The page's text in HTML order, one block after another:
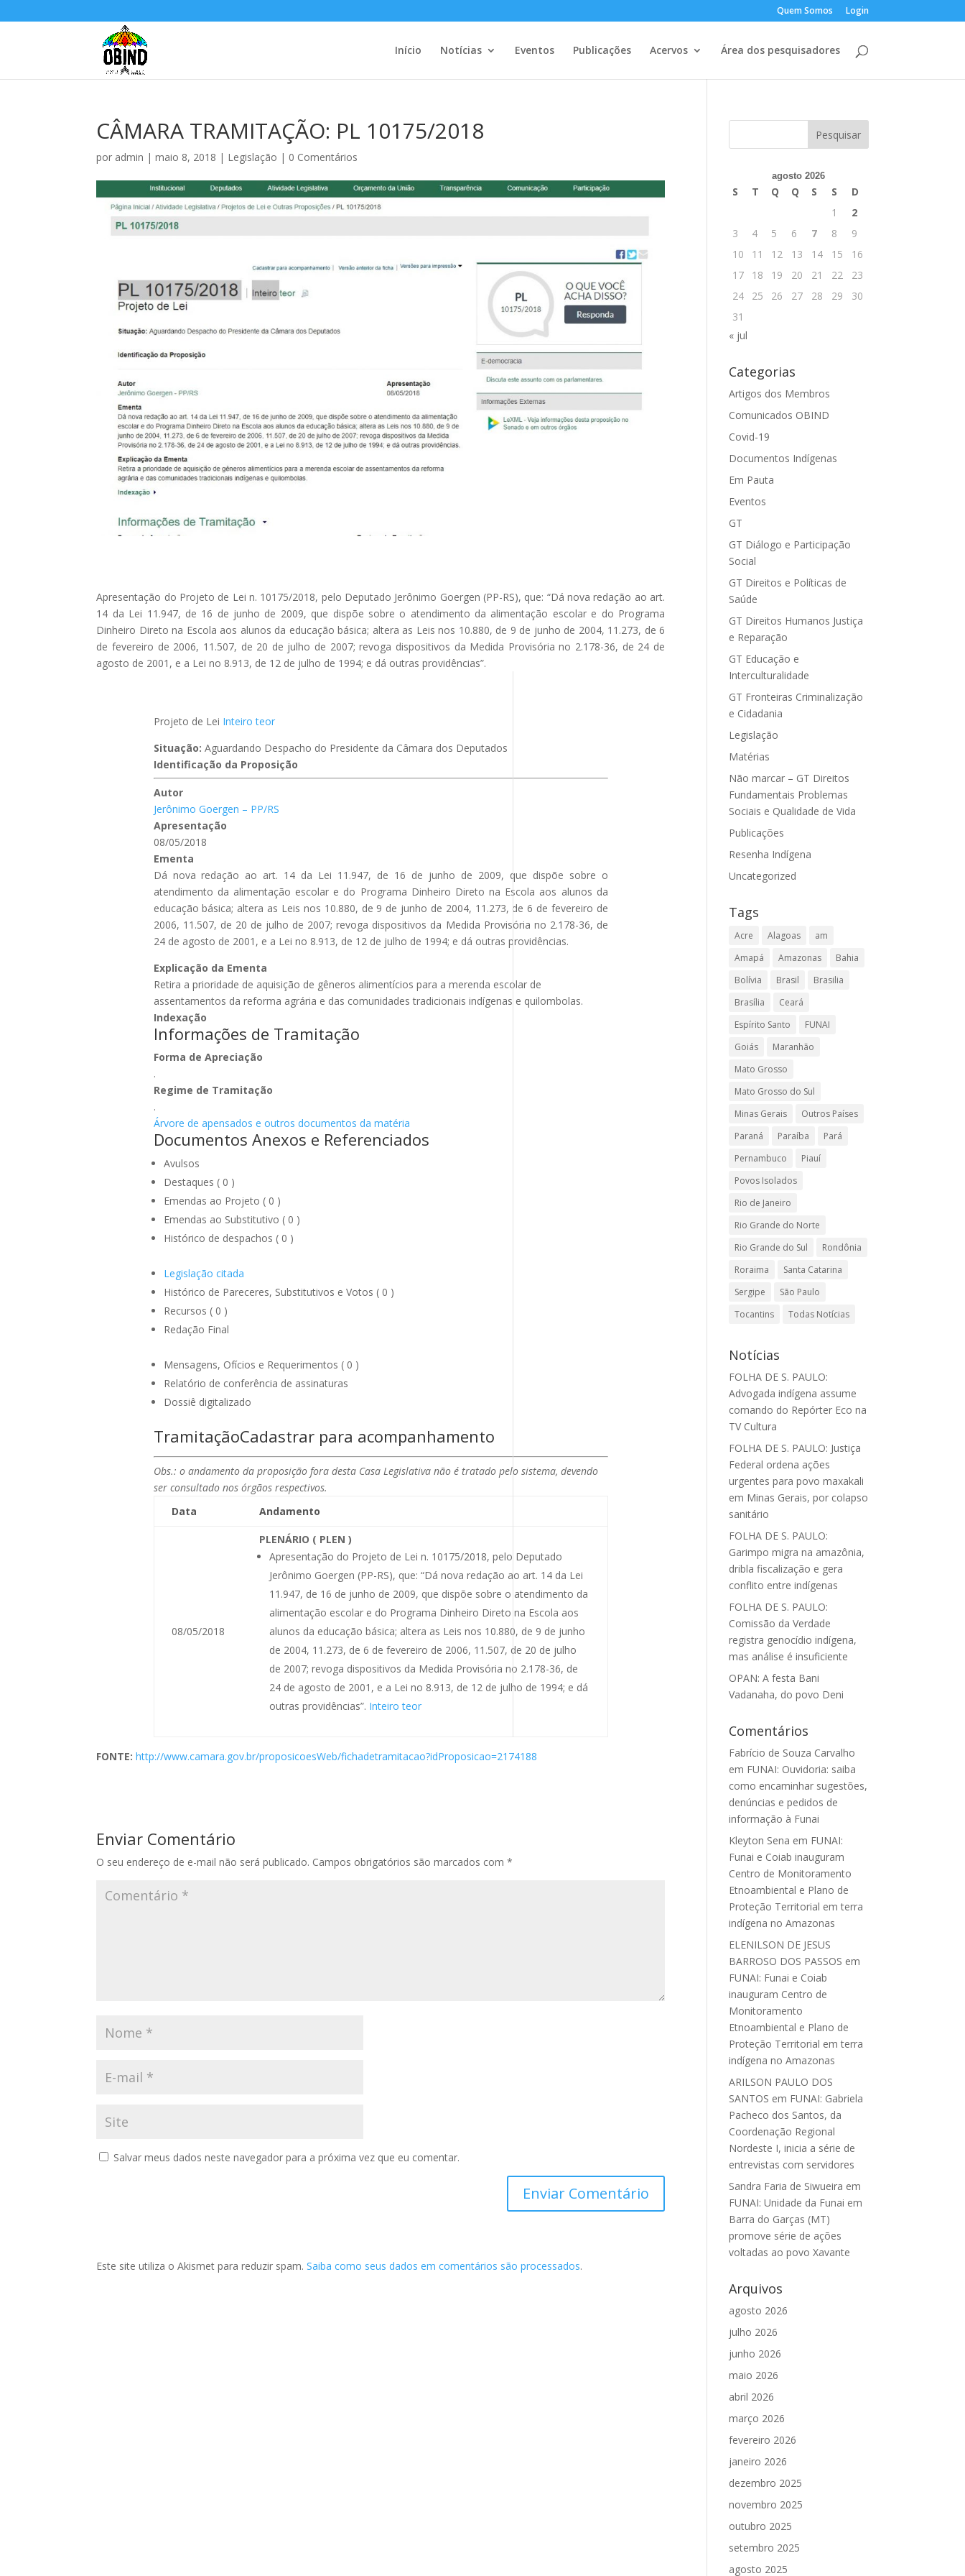
Quem Somos Login
Início Notícias Eventos Publicações Acervos Área dos pesquisadores
CÂMARA TRAMITAÇÃO: PL 10175/2018
por admin |maio 8, 2018 | Legislação | 0 Comentários
Apresentação do Projeto de Lei n. 10175/2018, pelo Deputado Jerônimo Goergen (PP-RS), que: “Dá nova redação ao art.
14 da Lei 11.947, de 16 de junho de 2009, que dispõe sobre o atendimento da alimentação escolar e do Programa
Dinheiro Direto na Escola aos alunos da educação básica; altera as Leis nos 10.880, de 9 de junho de 2004, 11.273, de 6
de fevereiro de 2006, 11.507, de 20 de julho de 2007; revoga dispositivos da Medida Provisória no 2.178-36, de 24 de
agosto de 2001, e a Lei no 8.913, de 12 de julho de 1994; e dá outras providências”.
Projeto de Lei Inteiro teor
Situação: Aguardando Despacho do Presidente da Câmara dos Deputados
Identificação da Proposição
Autor
Jerônimo Goergen – PP/RS
Apresentação
08/05/2018
Ementa
Dá nova redação ao art. 14 da Lei 11.947, de 16 de junho de 2009, que dispõe sobre o
atendimento da alimentação escolar e do Programa Dinheiro Direto na Escola aos alunos da
educação básica; altera as Leis nos 10.880, de 9 de junho de 2004, 11.273, de 6 de fevereiro de
2006, 11.507, de 20 de julho de 2007; revoga dispositivos da Medida Provisória no 2.178-36, de
24 de agosto de 2001, e a Lei no 8.913, de 12 de julho de 1994; e dá outras providências.
Explicação da Ementa
Retira a prioridade de aquisição de gêneros alimentícios para a merenda escolar de
assentamentos da reforma agrária e das comunidades tradicionais indígenas e quilombolas.
Indexação
Informações de Tramitação
Forma de Apreciação
.
Regime de Tramitação
.
Árvore de apensados e outros documentos da matéria
Documentos Anexos e Referenciados
Avulsos
Destaques ( 0 )
Emendas ao Projeto ( 0 )
Emendas ao Substitutivo ( 0 )
Histórico de despachos ( 0 )
Legislação citada
Histórico de Pareceres, Substitutivos e Votos ( 0 )
Recursos ( 0 )
Redação Final
Mensagens, Ofícios e Requerimentos ( 0 )
Relatório de conferência de assinaturas
Dossiê digitalizado
TramitaçãoCadastrar para acompanhamento
Obs.: o andamento da proposição fora desta Casa Legislativa não é tratado pelo sistema, devendo
ser consultado nos órgãos respectivos.
Data
Andamento
08/05/2018
PLENÁRIO ( PLEN )
Apresentação do Projeto de Lei n. 10175/2018, pelo Deputado
Jerônimo Goergen (PP-RS), que: “Dá nova redação ao art. 14 da Lei
11.947, de 16 de junho de 2009, que dispõe sobre o atendimento da
alimentação escolar e do Programa Dinheiro Direto na Escola aos
alunos da educação básica; altera as Leis nos 10.880, de 9 de junho
de 2004, 11.273, de 6 de fevereiro de 2006, 11.507, de 20 de julho
de 2007; revoga dispositivos da Medida Provisória no 2.178-36, de
24 de agosto de 2001, e a Lei no 8.913, de 12 de julho de 1994; e dá
outras providências”. Inteiro teor
FONTE:http://www.camara.gov.br/proposicoesWeb/fichadetramitacao?idProposicao=2174188
Enviar Comentário
O seu endereço de e-mail não será publicado. Campos obrigatórios são marcados com*
Salvar meus dados neste navegador para a próxima vez que eu comentar.
Este site utiliza o Akismet para reduzir spam.Saiba como seus dados em comentários são processados.
agosto 2026
S T Q Q S S
D
1
2
3
4 5 6 7 8
9
10
11 12 13 14 15
16
17
18 19 20 21 22
23
24
25 26 27 28 29
30
31
« jul
Categorias
Artigos dos Membros
Comunicados OBIND
Covid-19
Documentos Indígenas
Em Pauta
Eventos
GT
GT Diálogo e Participação
Social
GT Direitos e Políticas de
Saúde
GT Direitos Humanos Justiça
e Reparação
GT Educação e
Interculturalidade
GT Fronteiras Criminalização
e Cidadania
Legislação
Matérias
Não marcar – GT Direitos
Fundamentais Problemas
Sociais e Qualidade de Vida
Publicações
Resenha Indígena
Uncategorized
Tags
Acre Alagoas
am
Amapá
Amazonas
Bahia
Bolívia
Brasil
Brasilia
Brasília
Ceará
Espírito Santo
FUNAI
Goiás
Maranhão
Mato Grosso
Mato Grosso do Sul
Minas Gerais
Outros Países
Paraná
Paraíba
Pará
Pernambuco
Piauí
Povos Isolados
Rio de Janeiro
Rio Grande do Norte
Rio Grande do Sul
Rondônia
Roraima
Santa Catarina
Sergipe
São Paulo
Tocantins
Todas Notícias
Notícias
FOLHA DE S. PAULO:
Advogada indígena assume
comando do Repórter Eco na
TV Cultura
FOLHA DE S. PAULO: Justiça
Federal ordena ações
urgentes para povo maxakali
em Minas Gerais, por colapso
sanitário
FOLHA DE S. PAULO:
Garimpo migra na amazônia,
dribla fiscalização e gera
conflito entre indígenas
FOLHA DE S. PAULO:
Comissão da Verdade
registra genocídio indígena,
mas análise é insuficiente
OPAN: A festa Bani
Vadanaha, do povo Deni
Comentários
Fabrício de Souza Carvalho
em FUNAI: Ouvidoria: saiba
como encaminhar sugestões,
denúncias e pedidos de
informação à Funai
Kleyton Sena em FUNAI:
Funai e Coiab inauguram
Centro de Monitoramento
Etnoambiental e Plano de
Proteção Territorial em terra
indígena no Amazonas
ELENILSON DE JESUS
BARROSO DOS PASSOS em
FUNAI: Funai e Coiab
inauguram Centro de
Monitoramento
Etnoambiental e Plano de
Proteção Territorial em terra
indígena no Amazonas
ARILSON PAULO DOS
SANTOS em FUNAI: Gabriela
Pacheco dos Santos, da
Coordenação Regional
Nordeste I, inicia a série de
entrevistas com servidores
Sandra Faria de Siwueira em
FUNAI: Unidade da Funai em
Barra do Garças (MT)
promove série de ações
voltadas ao povo Xavante
Arquivos
agosto 2026
julho 2026
junho 2026
maio 2026
abril 2026
março 2026
fevereiro 2026
janeiro 2026
dezembro 2025
novembro 2025
outubro 2025
setembro 2025
agosto 2025